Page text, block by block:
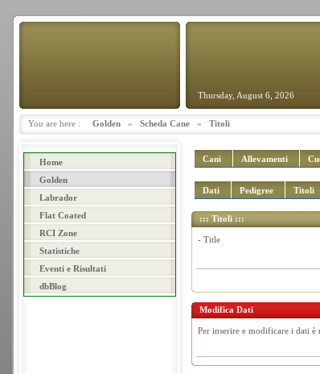
Thursday, August 6, 2026
You are here : Golden » Scheda Cane » Titoli
Home
Golden
Labrador
Flat Coated
RCI Zone
Statistiche
Eventi e Risultati
dbBlog
Cani Allevamenti
Dati Pedigree Titoli
::: Titoli :::
- Title
Modifica Dati
Per inserire e modificare i dati è